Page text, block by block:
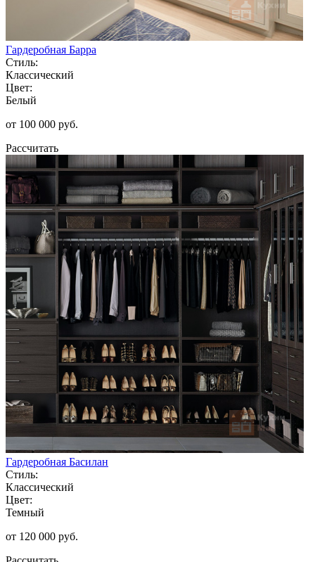
Гардеробная Барра
Стиль:
Классический
Цвет:
Белый
от 100 000 руб.
Рассчитать
Гардеробная Басилан
Стиль:
Классический
Цвет:
Темный
от 120 000 руб.